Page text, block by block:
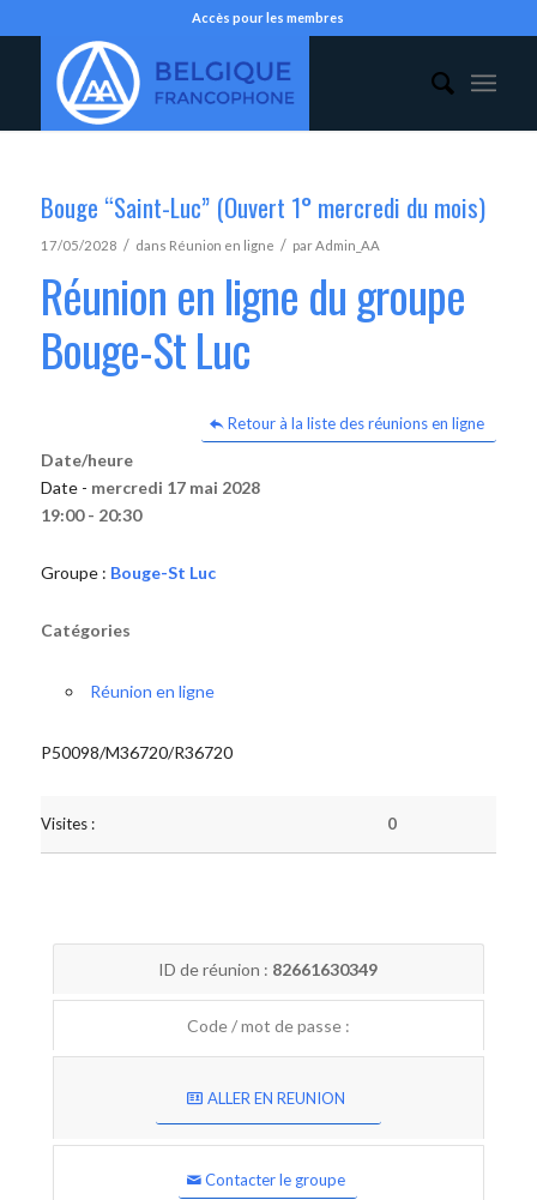
Accès pour les membres
Bouge “Saint-Luc” (Ouvert 1° mercredi du mois)
17/05/2028 / dans Réunion en ligne / parAdmin_AA
Réunion en ligne du groupe
Bouge-St Luc
Retour à la liste des réunions en ligne
Date/heure
Date - mercredi 17 mai 2028
19:00 - 20:30
Groupe : Bouge-St Luc
Catégories
Réunion en ligne
P50098/M36720/R36720
Visites : 0
ID de réunion : 82661630349
Code / mot de passe :
ALLER EN REUNION
Contacter le groupe